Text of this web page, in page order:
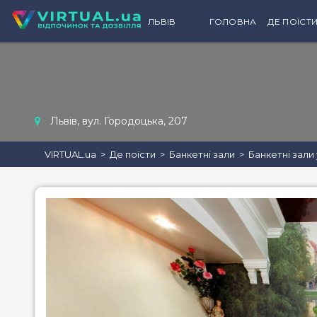
ЛЬВІВ ГОЛОВНА ДЕ ПОЇСТИ
Львів, вул. Городоцька, 207
VIRTUAL.ua Де поїсти Банкетні зали Банкетні зали